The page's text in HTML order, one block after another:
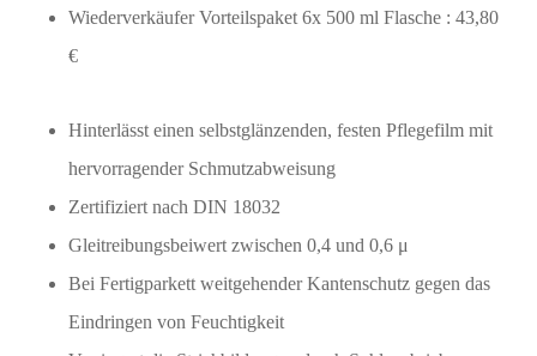
Wiederverkäufer Vorteilspaket 6x 500 ml Flasche : 43,80
€
Hinterlässt einen selbstglänzenden, festen Pflegefilm mit
hervorragender Schmutzabweisung
Zertifiziert nach DIN 18032
Gleitreibungsbeiwert zwischen 0,4 und 0,6 μ
Bei Fertigparkett weitgehender Kantenschutz gegen das
Eindringen von Feuchtigkeit